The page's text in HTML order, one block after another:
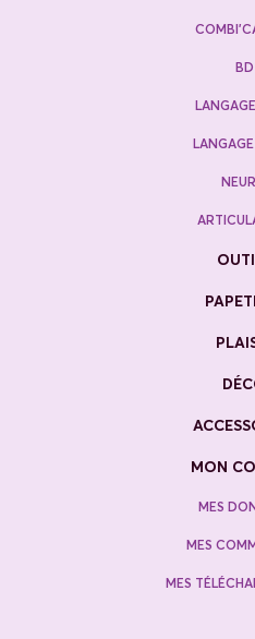
BD
MON
MES
MES
MES